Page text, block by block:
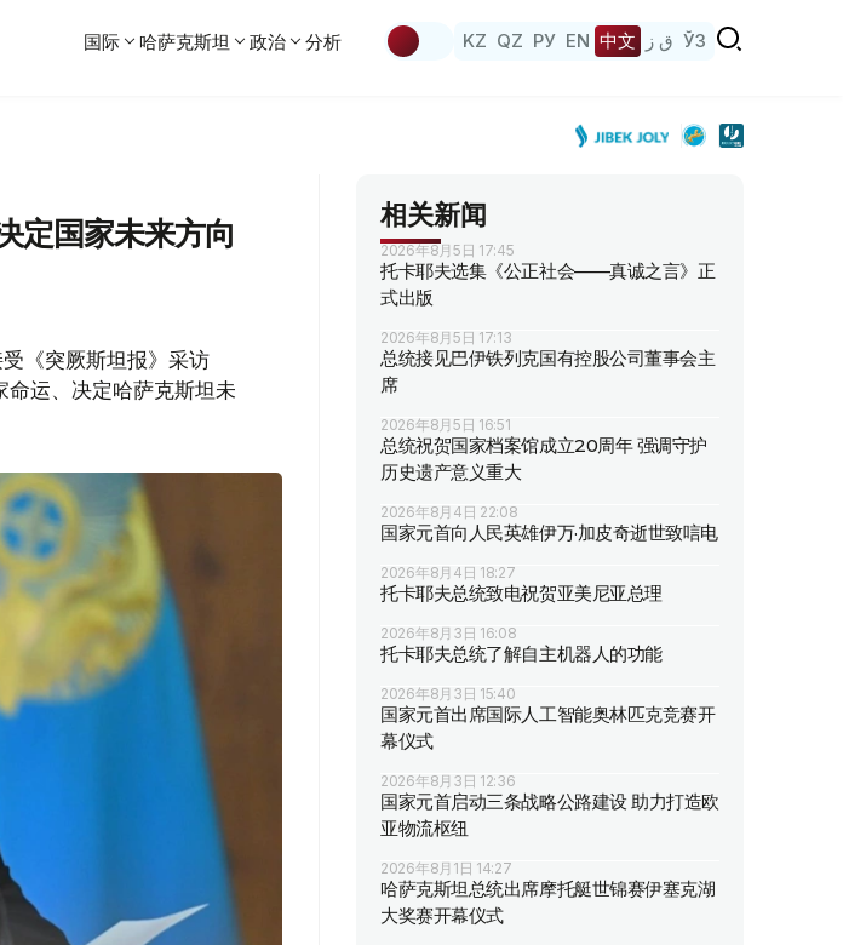
国际 哈萨克斯坦 政治 分析 KZ QZ РУ EN 中文 ق ز ЎЗ
定国家未来方向
《突厥斯坦报》采访
运、决定哈萨克斯坦未
相关新闻
2026年8月5日 17:45
托卡耶夫选集《公正社会——真诚之言》正
式出版
2026年8月5日 17:13
总统接见巴伊铁列克国有控股公司董事会主
席
2026年8月5日 16:51
总统祝贺国家档案馆成立20周年 强调守护
历史遗产意义重大
2026年8月4日 22:08
国家元首向人民英雄伊万·加皮奇逝世致唁电
2026年8月4日 18:27
托卡耶夫总统致电祝贺亚美尼亚总理
2026年8月3日 16:08
托卡耶夫总统了解自主机器人的功能
2026年8月3日 15:40
国家元首出席国际人工智能奥林匹克竞赛开
幕仪式
2026年8月3日 12:36
国家元首启动三条战略公路建设 助力打造欧
亚物流枢纽
2026年8月1日 14:27
哈萨克斯坦总统出席摩托艇世锦赛伊塞克湖
大奖赛开幕仪式